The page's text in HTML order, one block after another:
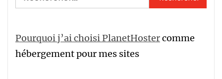
Pourquoi j’ai choisi PlanetHostercomme
hébergement pour mes sites